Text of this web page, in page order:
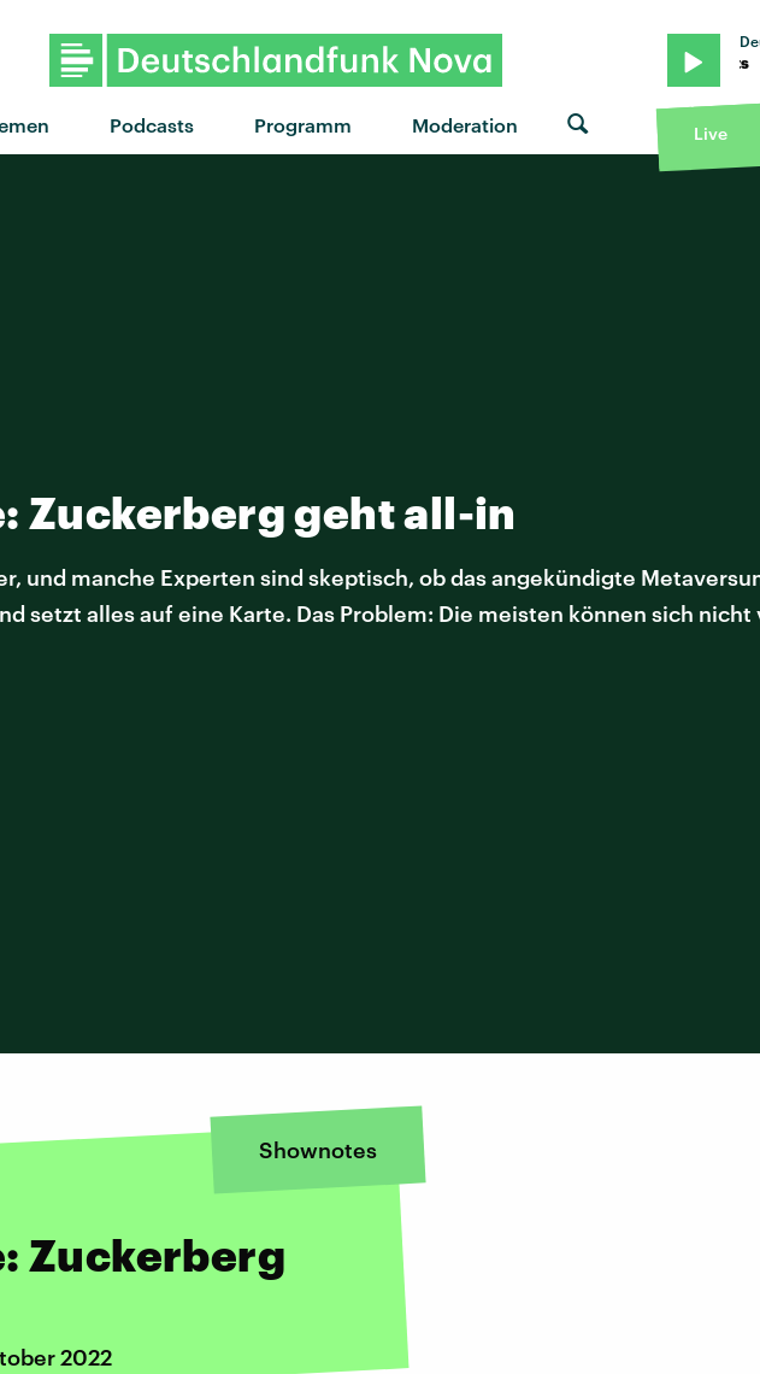
Podcasts Programm Moderation
"Blinded By The Lights" von The Streets ·
Live
Zuckerberg geht all-in
und manche Experten sind skeptisch, ob das angekündigte
setzt alles auf eine Karte. Das Problem: Die meisten können sich nicht
Shownotes
Zuckerberg
2022